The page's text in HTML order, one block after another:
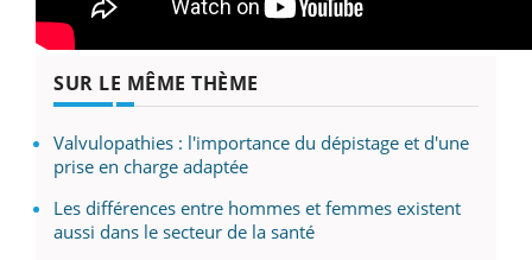
SUR LE MÊME THÈME
Valvulopathies : l'importance du dépistage et d'une
prise en charge adaptée
Les différences entre hommes et femmes existent
aussi dans le secteur de la santé